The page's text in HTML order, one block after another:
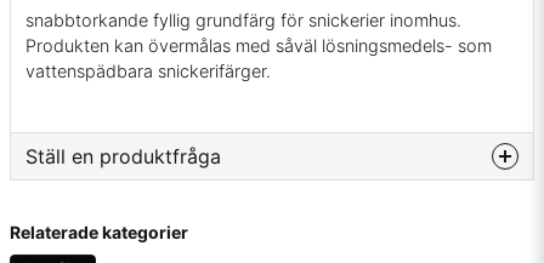
snabbtorkande fyllig grundfärg för snickerier inomhus.
Produkten kan övermålas med såväl lösningsmedels- som
vattenspädbara snickerifärger.
Ställ en produktfråga
Fråga oss något om denna produkten...
Relaterade kategorier